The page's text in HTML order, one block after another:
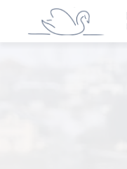
contenu